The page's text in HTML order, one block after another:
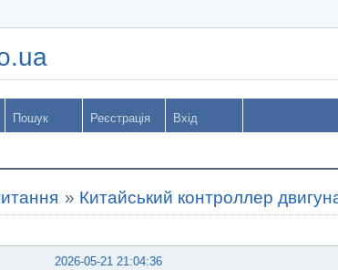
Пошук Реєстрація Вхід
» Китайський контроллер
2026-05-21 21:04:36